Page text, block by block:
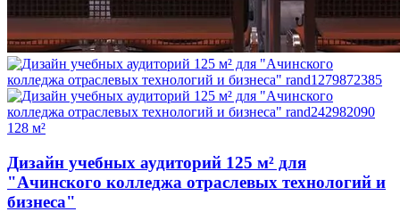
128 м²
Дизайн учебных аудиторий 125 м² для
"Ачинского колледжа отраслевых технологий и
бизнеса"